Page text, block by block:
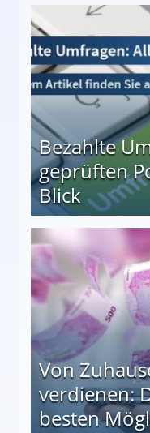
Bezahlte
geprüften
Blick
auf einen Blick
Von
verdienen:
besten